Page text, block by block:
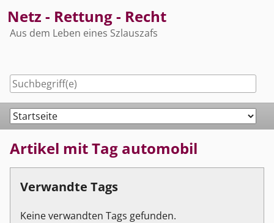
to
content
Netz - Rettung - Recht
Aus dem Leben eines Szlauszafs
Navigation
Artikel mit Tag automobil
Verwandte Tags
Keine verwandten Tags gefunden.